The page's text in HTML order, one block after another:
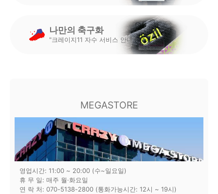
나만의 축구화
"크레이지11 자수 서비스 안내"
MEGASTORE
영업시간: 11:00 ~ 20:00 (수~일요일)
휴 무 일: 매주 월·화요일
연 락 처: 070-5138-2800 (통화가능시간: 12시 ~ 19시)